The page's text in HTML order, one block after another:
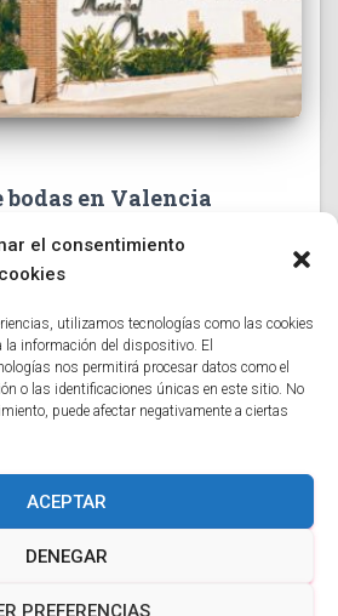
el consentimiento
utilizamos tecnologías como las cookies
la información del dispositivo. El
nos permitirá procesar datos como el
o las identificaciones únicas en este sitio. No
puede afectar negativamente a ciertas
ACEPTAR
DENEGAR
PREFERENCIAS
bodas en Valencia
celebraciones
de bodas en Valencia se ha
las tendencias más sólidas entre
un entorno singular, rodeado de
altamente Leer más…
PAGE PÁGINA DE EJEMPLO
por ThemeIsle